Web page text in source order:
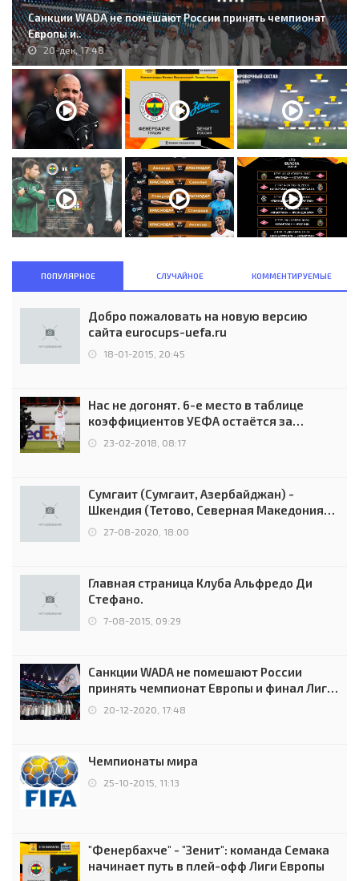
Санкции WADA не помешают России принять чемпионат
Европы и..
20-дек, 17:48
ПОПУЛЯРНОЕ СЛУЧАЙНОЕ КОММЕНТИРУЕМЫЕ
Добро пожаловать на новую версию
сайта eurocups-uefa.ru
18-01-2015, 20:45
Нас не догонят. 6-е место в таблице
коэффициентов УЕФА остаётся за
Россией
23-02-2018, 08:17
Сумгаит (Сумгаит, Азербайджан) -
Шкендия (Тетово, Северная Македония) -
0:2 (0:0)
27-08-2020, 18:00
Главная страница Клуба Альфредо Ди
Стефано.
7-08-2015, 09:29
Санкции WADA не помешают России
принять чемпионат Европы и финал Лиги
чемпионов.
20-12-2020, 17:48
Чемпионаты мира
25-10-2015, 11:13
"Фенербахче" - "Зенит": команда Семака
начинает путь в плей-офф Лиги Европы